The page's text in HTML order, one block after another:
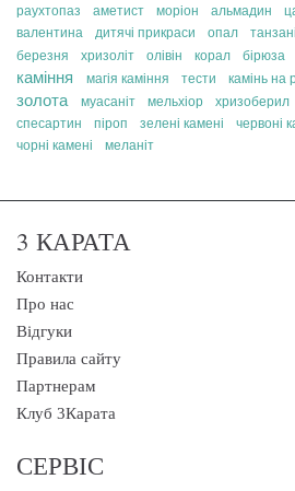
раухтопаз
аметист моріон альмадин
валентина
дитячі прикраси опал
березня
хризоліт олівін корал бірюза
каміння
магія каміння тести камінь на
золота
муасаніт мельхіор хризоберил
спесартин
піроп зелені камені червоні
чорні камені
меланіт
3 КАРАТА
Контакти
Про нас
Відгуки
Правила сайту
Партнерам
Клуб 3Карата
СЕРВІС